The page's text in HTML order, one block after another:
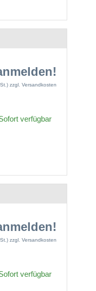
zzgl. Versandkosten
verfügbar
zzgl. Versandkosten
verfügbar